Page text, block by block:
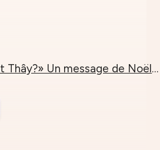
«Où est Thây?» Un message de Noël de la part du Village des Pruniers